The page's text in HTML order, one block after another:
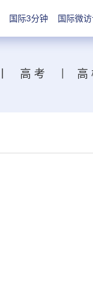
国际3分钟 国际微
高 考